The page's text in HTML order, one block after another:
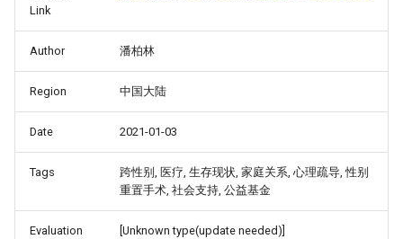
Link
Author 潘柏林
Region 中国大陆
Date 2021-01-03
Tags
跨性别, 医疗, 生存现状, 家庭关系, 心理疏导, 性别
重置手术, 社会支持, 公益基金
Evaluation [Unknown type(update needed)]